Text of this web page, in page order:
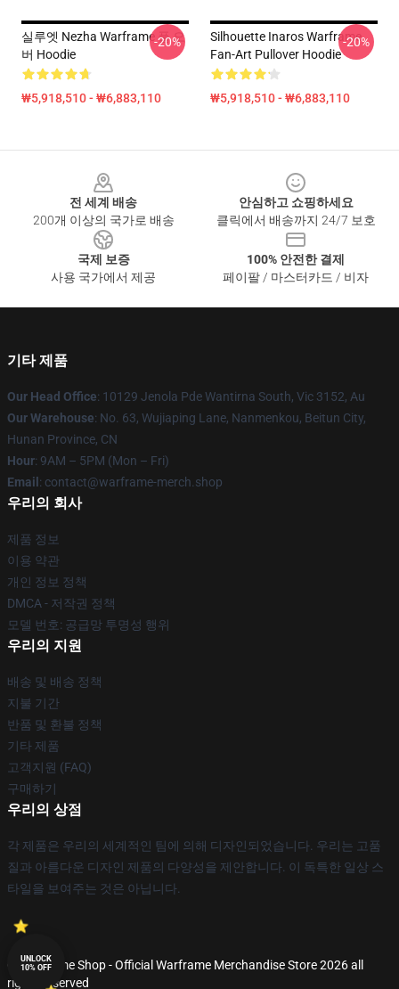
실루엣 Nezha Warframe 풀 오
버 Hoodie
₩5,918,510 - ₩6,883,110
-20%
Silhouette Inaros Warframe
Fan-Art Pullover Hoodie
₩5,918,510 - ₩6,883,110
-20%
전 세계 배송
200개 이상의 국가로 배송
안심하고 쇼핑하세요
클릭에서 배송까지 24/7 보호
국제 보증
사용 국가에서 제공
100% 안전한 결제
페이팔 / 마스터카드 / 비자
기타 제품
Our Head Office: 10129 Jenola Pde Wantirna South, Vic 3152, Au
Our Warehouse: No. 63, Wujiaping Lane, Nanmenkou, Beitun City,
Hunan Province, CN
Hour: 9AM – 5PM (Mon – Fri)
Email : contact@warframe-merch.shop
우리의 회사
제품 정보
이용 약관
개인 정보 정책
DMCA - 저작권 정책
모델 번호: 공급망 투명성 행위
우리의 지원
배송 및 배송 정책
지불 기간
반품 및 환불 정책
기타 제품
고객지원 (FAQ)
구매하기
우리의 상점
각 제품은 우리의 세계적인 팀에 의해 디자인되었습니다. 우리는 고품
질과 아름다운 디자인 제품의 다양성을 제안합니다. 이 독특한 일상 스
타일을 보여주는 것은 아닙니다.
© Warframe Shop - Official Warframe Merchandise Store 2026 all
rights reserved
UNLOCK
10% OFF